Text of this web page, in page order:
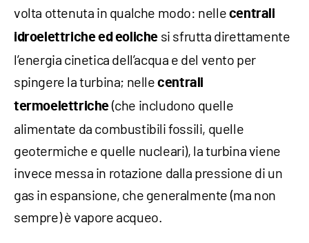
volta ottenuta in qualche modo: nelle centrali
idroelettriche ed eoliche si sfrutta direttamente
l’energia cinetica dell’acqua e del vento per
spingere la turbina; nellecentrali
termoelettriche (che includono quelle
alimentate da combustibili fossili, quelle
geotermiche e quelle nucleari), la turbina viene
invece messa in rotazione dalla pressione di un
gas in espansione, che generalmente (ma non
sempre) è vapore acqueo.